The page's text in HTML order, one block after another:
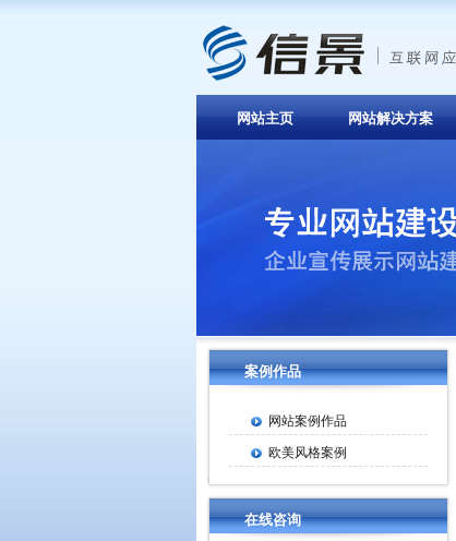
网站主页 网站解决方案
案例作品
网站案例作品
欧美风格案例
在线咨询